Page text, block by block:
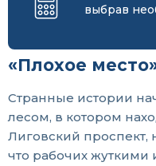
выбрав
«Плохое
Странные истории
лесом, в котором
Лиговский проспект,
что рабочих жуткими